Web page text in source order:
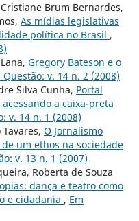
Brum Bernardes,
As mídias legislativas
política no Brasil ,
Gregory Bateson e o
Questão: v. 14 n. 2 (2008)
Silva Cunha, Portal
a caixa-preta
v. 14 n. 1 (2008)
O Jornalismo
um ethos na sociedade
v. 13 n. 1 (2007)
Roberta de Souza
dança e teatro como
e cidadania , Em